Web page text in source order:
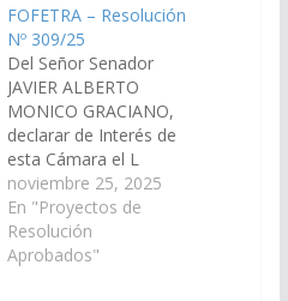
FOFETRA – Resolución
Nº 309/25
Del Señor Senador
JAVIER ALBERTO
MONICO GRACIANO,
declarar de Interés de
esta Cámara el L
Encuentro Nacional de
FOFETRA - Foro
Federal de Institutos y
Comisiones de
noviembre 25, 2025
En "Proyectos de
Resolución
Aprobados"